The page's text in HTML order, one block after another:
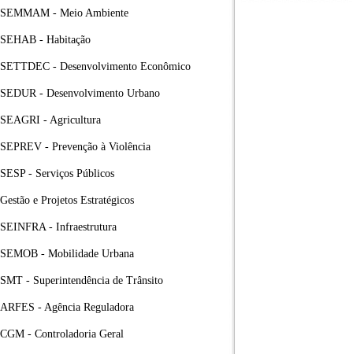
SEMMAM - Meio Ambiente
SEHAB - Habitação
SETTDEC - Desenvolvimento Econômico
SEDUR - Desenvolvimento Urbano
SEAGRI - Agricultura
SEPREV - Prevenção à Violência
SESP - Serviços Públicos
Gestão e Projetos Estratégicos
SEINFRA - Infraestrutura
SEMOB - Mobilidade Urbana
SMT - Superintendência de Trânsito
ARFES - Agência Reguladora
CGM - Controladoria Geral